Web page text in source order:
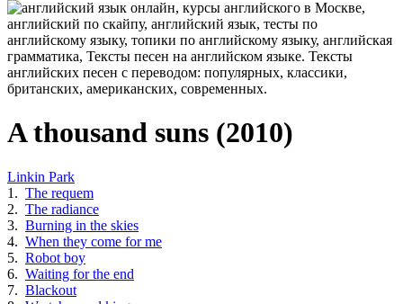
A thousand suns (2010)
Linkin Park
1. The requem
2. The radiance
3. Burning in the skies
4. When they come for me
5. Robot boy
6. Waiting for the end
7. Blackout